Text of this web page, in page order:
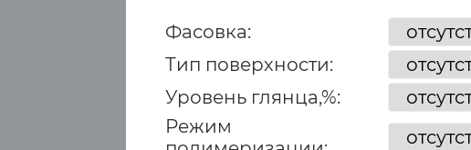
Фасовка:
Тип поверхности:
Уровень глянца,%:
Режим